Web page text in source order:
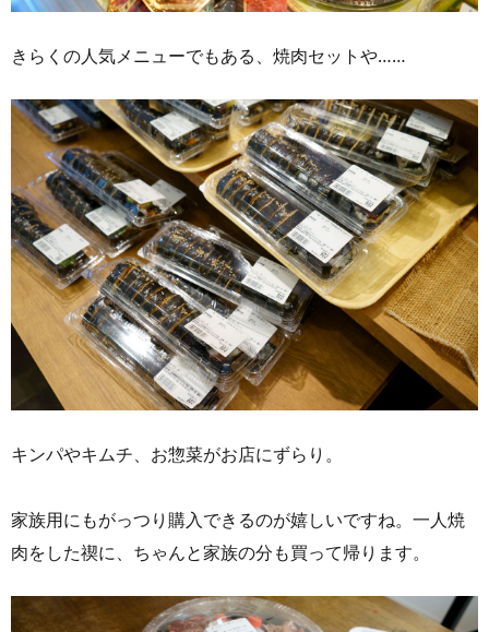
きらくの人気メニューでもある、焼肉セットや……
キンパやキムチ、お惣菜がお店にずらり。
家族用にもがっつり購入できるのが嬉しいですね。一人焼
肉をした禊に、ちゃんと家族の分も買って帰ります。